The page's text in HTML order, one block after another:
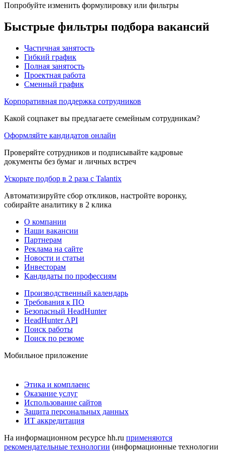
Попробуйте изменить формулировку или фильтры
Быстрые фильтры подбора вакансий
Частичная занятость
Гибкий график
Полная занятость
Проектная работа
Сменный график
Корпоративная поддержка сотрудников
Какой соцпакет вы предлагаете семейным сотрудникам?
Оформляйте кандидатов онлайн
Проверяйте сотрудников и подписывайте кадровые
документы без бумаг и личных встреч
Ускорьте подбор в 2 раза с Talantix
Автоматизируйте сбор откликов, настройте воронку,
собирайте аналитику в 2 клика
О компании
Наши вакансии
Партнерам
Реклама на сайте
Новости и статьи
Инвесторам
Кандидаты по профессиям
Производственный календарь
Требования к ПО
Безопасный HeadHunter
HeadHunter API
Поиск работы
Поиск по резюме
Мобильное приложение
Этика и комплаенс
Оказание услуг
Использование сайтов
Защита персональных данных
ИТ аккредитация
На информационном ресурсе hh.ru применяются
рекомендательные технологии (информационные технологии